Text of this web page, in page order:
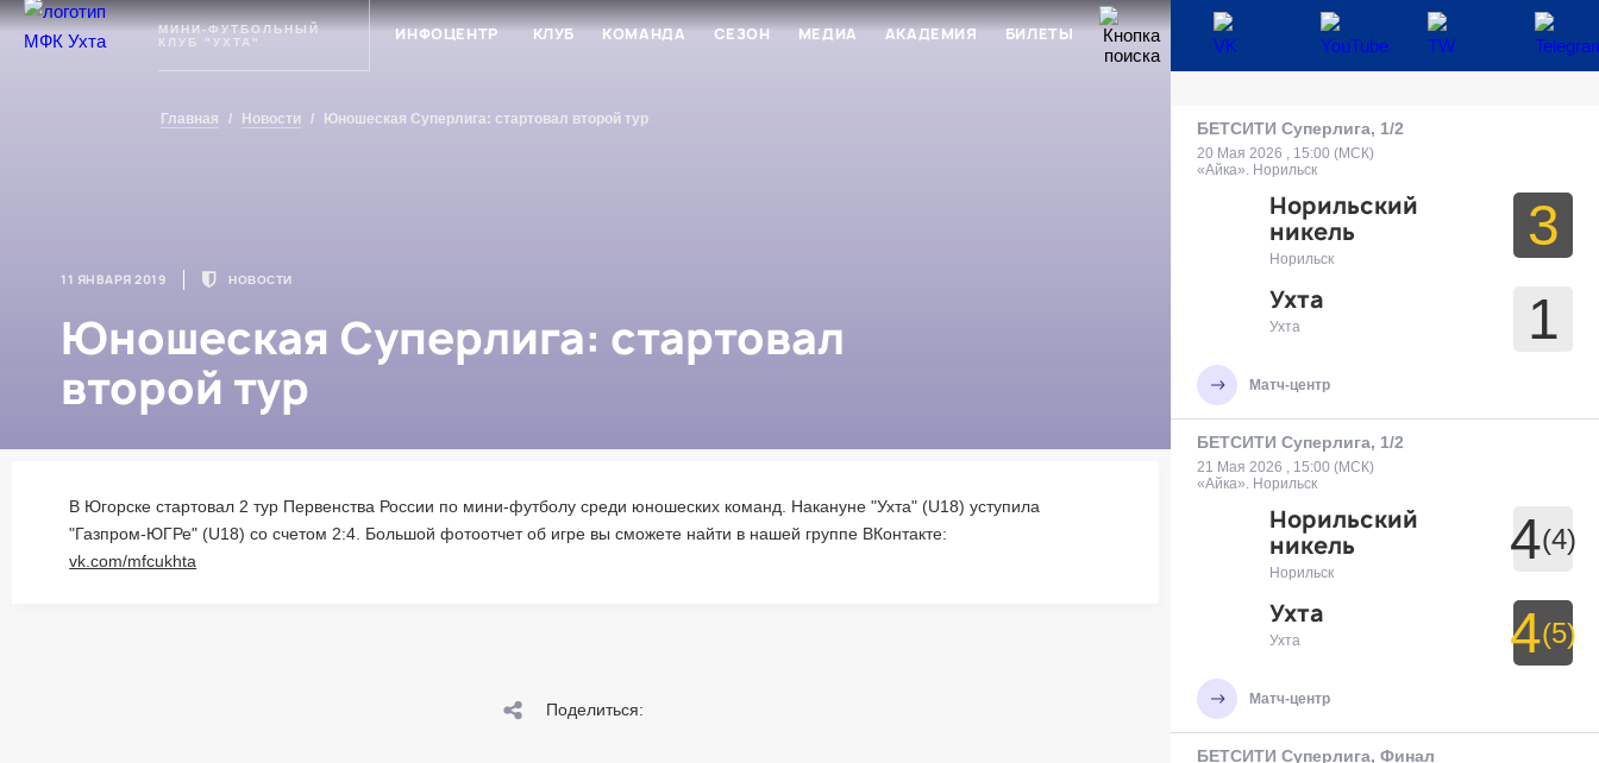
Ухта
МИНИ-ФУТБОЛЬНЫЙ
КЛУБ "УХТА"
ИНФОЦЕНТР КЛУБ КОМАНДА СЕЗОН МЕДИА АКАДЕМИЯ БИЛЕТЫ
Главная / Новости / Юношеская Суперлига: стартовал второй тур
11 ЯНВАРЯ 2019 НОВОСТИ
Юношеская Суперлига: стартовал
второй тур
В Югорске стартовал 2 тур Первенства России по мини-футболу среди юношеских команд. Накануне "Ухта" (U18) уступила
"Газпром-ЮГРе" (U18) со счетом 2:4. Большой фотоотчет об игре вы сможете найти в нашей группе ВКонтакте:
vk.com/mfcukhta
Поделиться:
БЕТСИТИ Суперлига, 1/2
20 Мая 2026 , 15:00 (МСК)
«Айка». Норильск
Норильский
никель
Норильск
3
Ухта
Ухта 1
Матч-центр
БЕТСИТИ Суперлига, 1/2
21 Мая 2026 , 15:00 (МСК)
«Айка». Норильск
Норильский
никель
Норильск
4(4)
Ухта
Ухта 4(5)
Матч-центр
БЕТСИТИ Суперлига, Финал